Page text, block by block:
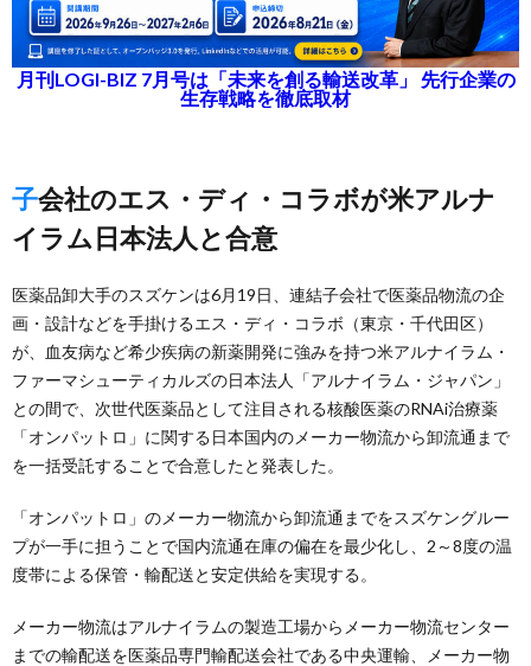
月刊LOGI-BIZ 7月号は「未来を創る輸送改革」 先行企業の
生存戦略を徹底取材
子会社のエス・ディ・コラボが米アルナ
イラム日本法人と合意
医薬品卸大手のスズケンは6月19日、連結子会社で医薬品物流の企
画・設計などを手掛けるエス・ディ・コラボ（東京・千代田区）
が、血友病など希少疾病の新薬開発に強みを持つ米アルナイラム・
ファーマシューティカルズの日本法人「アルナイラム・ジャパン」
との間で、次世代医薬品として注目される核酸医薬のRNAi治療薬
「オンパットロ」に関する日本国内のメーカー物流から卸流通まで
を一括受託することで合意したと発表した。
「オンパットロ」のメーカー物流から卸流通までをスズケングルー
プが一手に担うことで国内流通在庫の偏在を最少化し、2～8度の温
度帯による保管・輸配送と安定供給を実現する。
メーカー物流はアルナイラムの製造工場からメーカー物流センター
までの輸配送を医薬品専門輸配送会社である中央運輸、メーカー物